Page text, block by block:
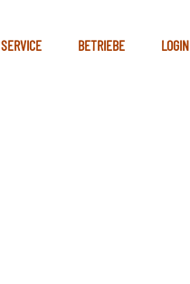
SERVICE BETRIEBE LOGIN